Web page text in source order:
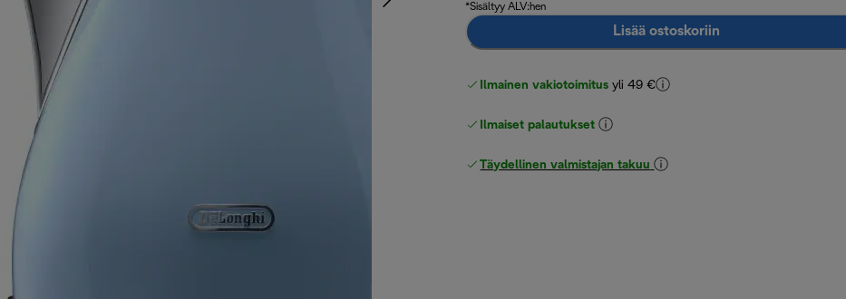
*Sisältyy ALV:hen
Lisää ostoskoriin
Ilmainen vakiotoimitus yli 49 €
Ilmaiset palautukset
Täydellinen valmistajan takuu